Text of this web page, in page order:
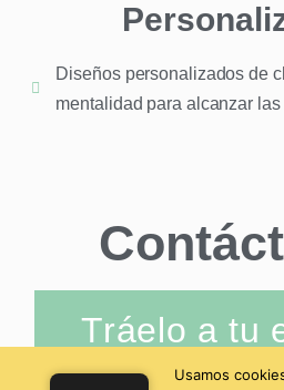
Diseños personalizados de
mentalidad para alcanzar
Tráelo a tu
Usamos